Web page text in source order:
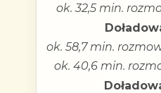
ok. 32,5 min.
ok. 58,7 min.
ok. 40,6 min.